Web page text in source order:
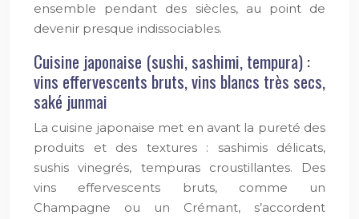
ensemble pendant des siècles, au point de
devenir presque indissociables.
Cuisine japonaise (sushi, sashimi, tempura) :
vins effervescents bruts, vins blancs très secs,
saké junmai
La cuisine japonaise met en avant la pureté des
produits et des textures : sashimis délicats,
sushis vinegrés, tempuras croustillantes. Des
vins effervescents bruts, comme un
Champagne ou un Crémant, s’accordent